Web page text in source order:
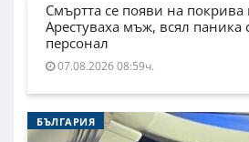
Смъртта се появи на
Арестуваха мъж, всял паника
персонал
07.08.2026 08:59ч.
БЪЛГАРИЯ